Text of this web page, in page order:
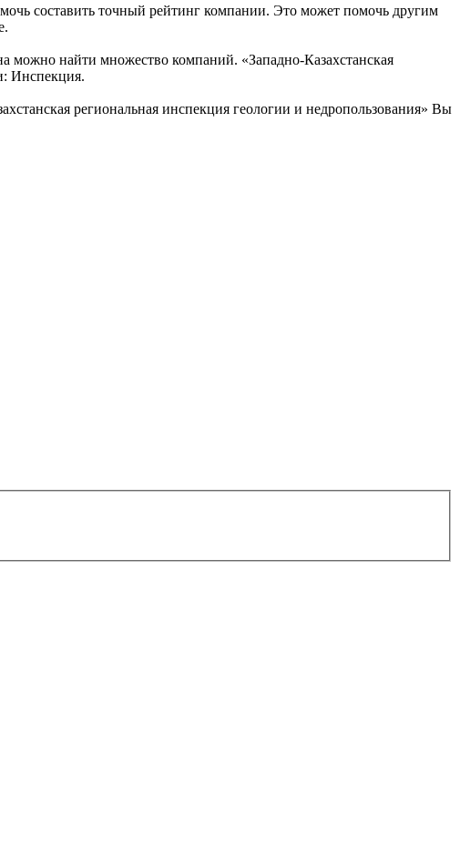
составить точный рейтинг компании. Это может помочь другим
можно найти множество компаний. «Западно-Казахстанская
Инспекция.
региональная инспекция геологии и недропользования» Вы